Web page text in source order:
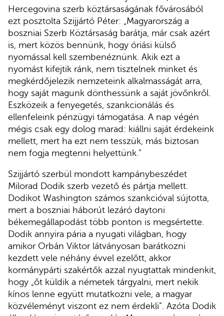
Hercegovina szerb köztársaságának fővárosából
ezt posztolta Szijjártó Péter: „Magyarország a
boszniai Szerb Köztársaság barátja, már csak azért
is, mert közös bennünk, hogy óriási külső
nyomással kell szembenéznünk. Akik ezt a
nyomást kifejtik ránk, nem tisztelnek minket és
megkérdőjelezik nemzeteink alkalmasságát arra,
hogy saját magunk dönthessünk a saját jövőnkről.
Eszközeik a fenyegetés, szankcionálás és
ellenfeleink pénzügyi támogatása. A nap végén
mégis csak egy dolog marad: kiállni saját érdekeink
mellett, mert ha ezt nem tesszük, más biztosan
nem fogja megtenni helyettünk.”
Szijjártó szerbül mondott kampánybeszédet
Milorad Dodik szerb vezető és pártja mellett.
Dodikot Washington számos szankcióval sújtotta,
mert a boszniai háborút lezáró daytoni
békemegállapodást több ponton is megsértette.
Dodik annyira pária a nyugati világban, hogy
amikor Orbán Viktor látványosan barátkozni
kezdett vele néhány évvel ezelőtt, akkor
kormánypárti szakértők azzal nyugtattak mindenkit,
hogy „őt küldik a németek tárgyalni, mert nekik
kínos lenne együtt mutatkozni vele, a magyar
közvéleményt viszont ez nem érdekli”. Azóta Dodik